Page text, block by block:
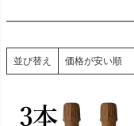
並び替え 価格が安い順